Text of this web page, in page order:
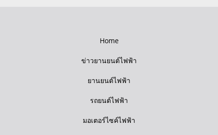
Home
ข่าวยานยนต์ไฟฟ้า
ยานยนต์ไฟฟ้า
รถยนต์ไฟฟ้า
มอเตอร์ไซค์ไฟฟ้า